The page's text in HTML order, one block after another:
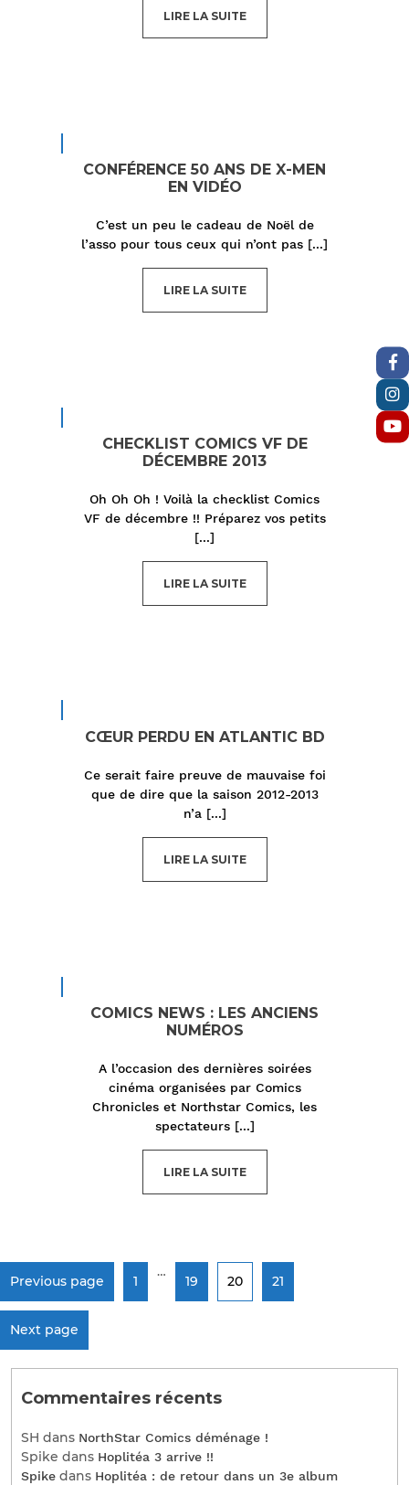
LIRE LA SUITE
CONFÉRENCE 50 ANS DE X-MEN
EN VIDÉO
C’est un peu le cadeau de Noël de
l’asso pour tous ceux qui n’ont pas [...]
LIRE LA SUITE
CHECKLIST COMICS VF DE
DÉCEMBRE 2013
Oh Oh Oh ! Voilà la checklist Comics
VF de décembre !! Préparez vos petits
[...]
LIRE LA SUITE
CŒUR PERDU EN ATLANTIC BD
Ce serait faire preuve de mauvaise foi
que de dire que la saison 2012-2013
n’a [...]
LIRE LA SUITE
COMICS NEWS : LES ANCIENS
NUMÉROS
A l’occasion des dernières soirées
cinéma organisées par Comics
Chronicles et Northstar Comics, les
spectateurs [...]
LIRE LA SUITE
Previous page 1
…
19 20 21
Next page
Commentaires récents
SH dans NorthStar Comics déménage !
Spike dans Hoplitéa 3 arrive !!
Spike dans Hoplitéa : de retour dans un 3e album